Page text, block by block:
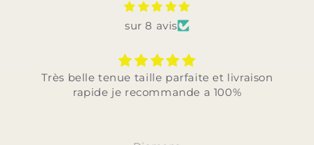
sur 8 avis
Très belle tenue taille parfaite et livraison
rapide je recommande a 100%